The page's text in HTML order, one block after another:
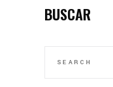
BUSCAR